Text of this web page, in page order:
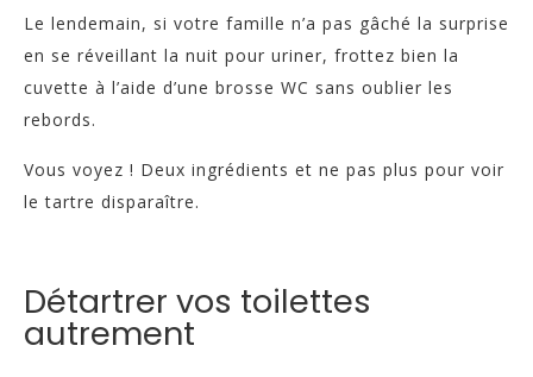
Le lendemain, si votre famille n’a pas gâché la surprise
en se réveillant la nuit pour uriner, frottez bien la
cuvette à l’aide d’une brosse WC sans oublier les
rebords.
Vous voyez ! Deux ingrédients et ne pas plus pour voir
le tartre disparaître.
Détartrer vos toilettes
autrement